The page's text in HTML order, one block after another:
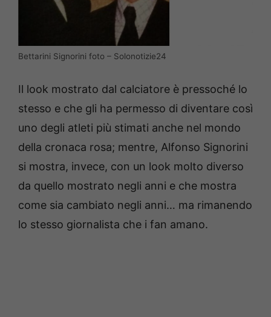
Bettarini Signorini foto – Solonotizie24
Il look mostrato dal calciatore è pressoché lo
stesso e che gli ha permesso di diventare così
uno degli atleti più stimati anche nel mondo
della cronaca rosa; mentre, Alfonso Signorini
si mostra, invece, con un look molto diverso
da quello mostrato negli anni e che mostra
come sia cambiato negli anni… ma rimanendo
lo stesso giornalista che i fan amano.